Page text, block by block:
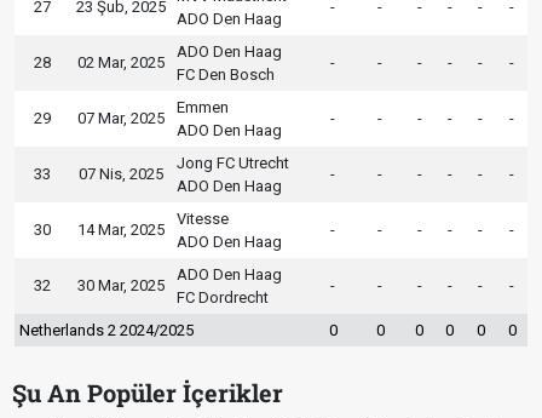
27 23 Şub, 2025
ADO Den Haag
- - - - - -
28 02 Mar, 2025
ADO Den Haag
FC Den Bosch
- - - - - -
29 07 Mar, 2025
Emmen
ADO Den Haag
- - - - - -
33 07 Nis, 2025
Jong FC Utrecht
ADO Den Haag
- - - - - -
30 14 Mar, 2025
Vitesse
ADO Den Haag
- - - - - -
32 30 Mar, 2025
ADO Den Haag
FC Dordrecht
- - - - - -
Netherlands 2 2024/2025 0 0 0 0 0 0
Şu An Popüler İçerikler